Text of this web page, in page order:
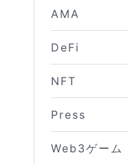
AMA
DeFi
NFT
Press
Web3ゲーム